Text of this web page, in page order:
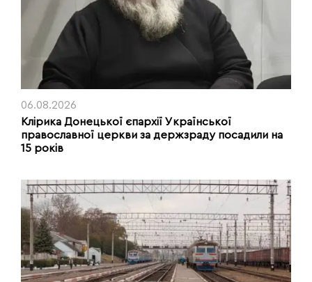
06.08.2026
Клірика Донецької єпархії Української
православної церкви за держзраду посадили на
15 років